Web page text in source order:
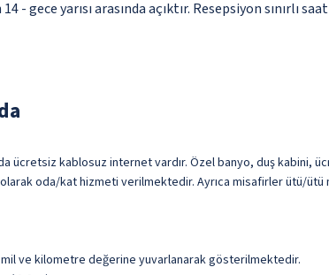
- gece yarısı arasında açıktır. Resepsiyon
ücretsiz kablosuz internet vardır. Özel banyo, duş kabini,
oda/kat hizmeti verilmektedir. Ayrıca misafirler ütü/
mil ve kilometre değerine yuvarlanarak gösterilmektedir.